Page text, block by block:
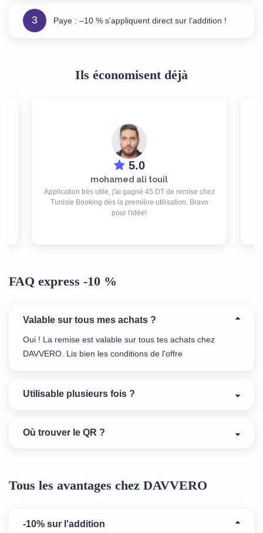
3 Paye : –10 % s’appliquent direct sur l’addition !
Ils économisent déjà
5.0
mohamed ali touil
Application très utile, j'ai gagné 45 DT de remise chez
Tunisie Booking dès la première utilisation. Bravo
pour l'idée!
FAQ express -10 %
Valable sur tous mes achats ?
Oui ! La remise est valable sur tous tes achats chez
DAVVERO. Lis bien les conditions de l'offre
Utilisable plusieurs fois ?
Où trouver le QR ?
Tous les avantages chez DAVVERO
-10% sur l'addition